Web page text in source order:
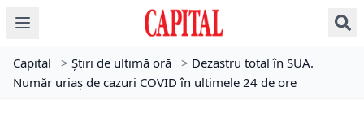
Capital > Știri de ultimă oră > Dezastru total în SUA.
Număr uriaș de cazuri COVID în ultimele 24 de ore